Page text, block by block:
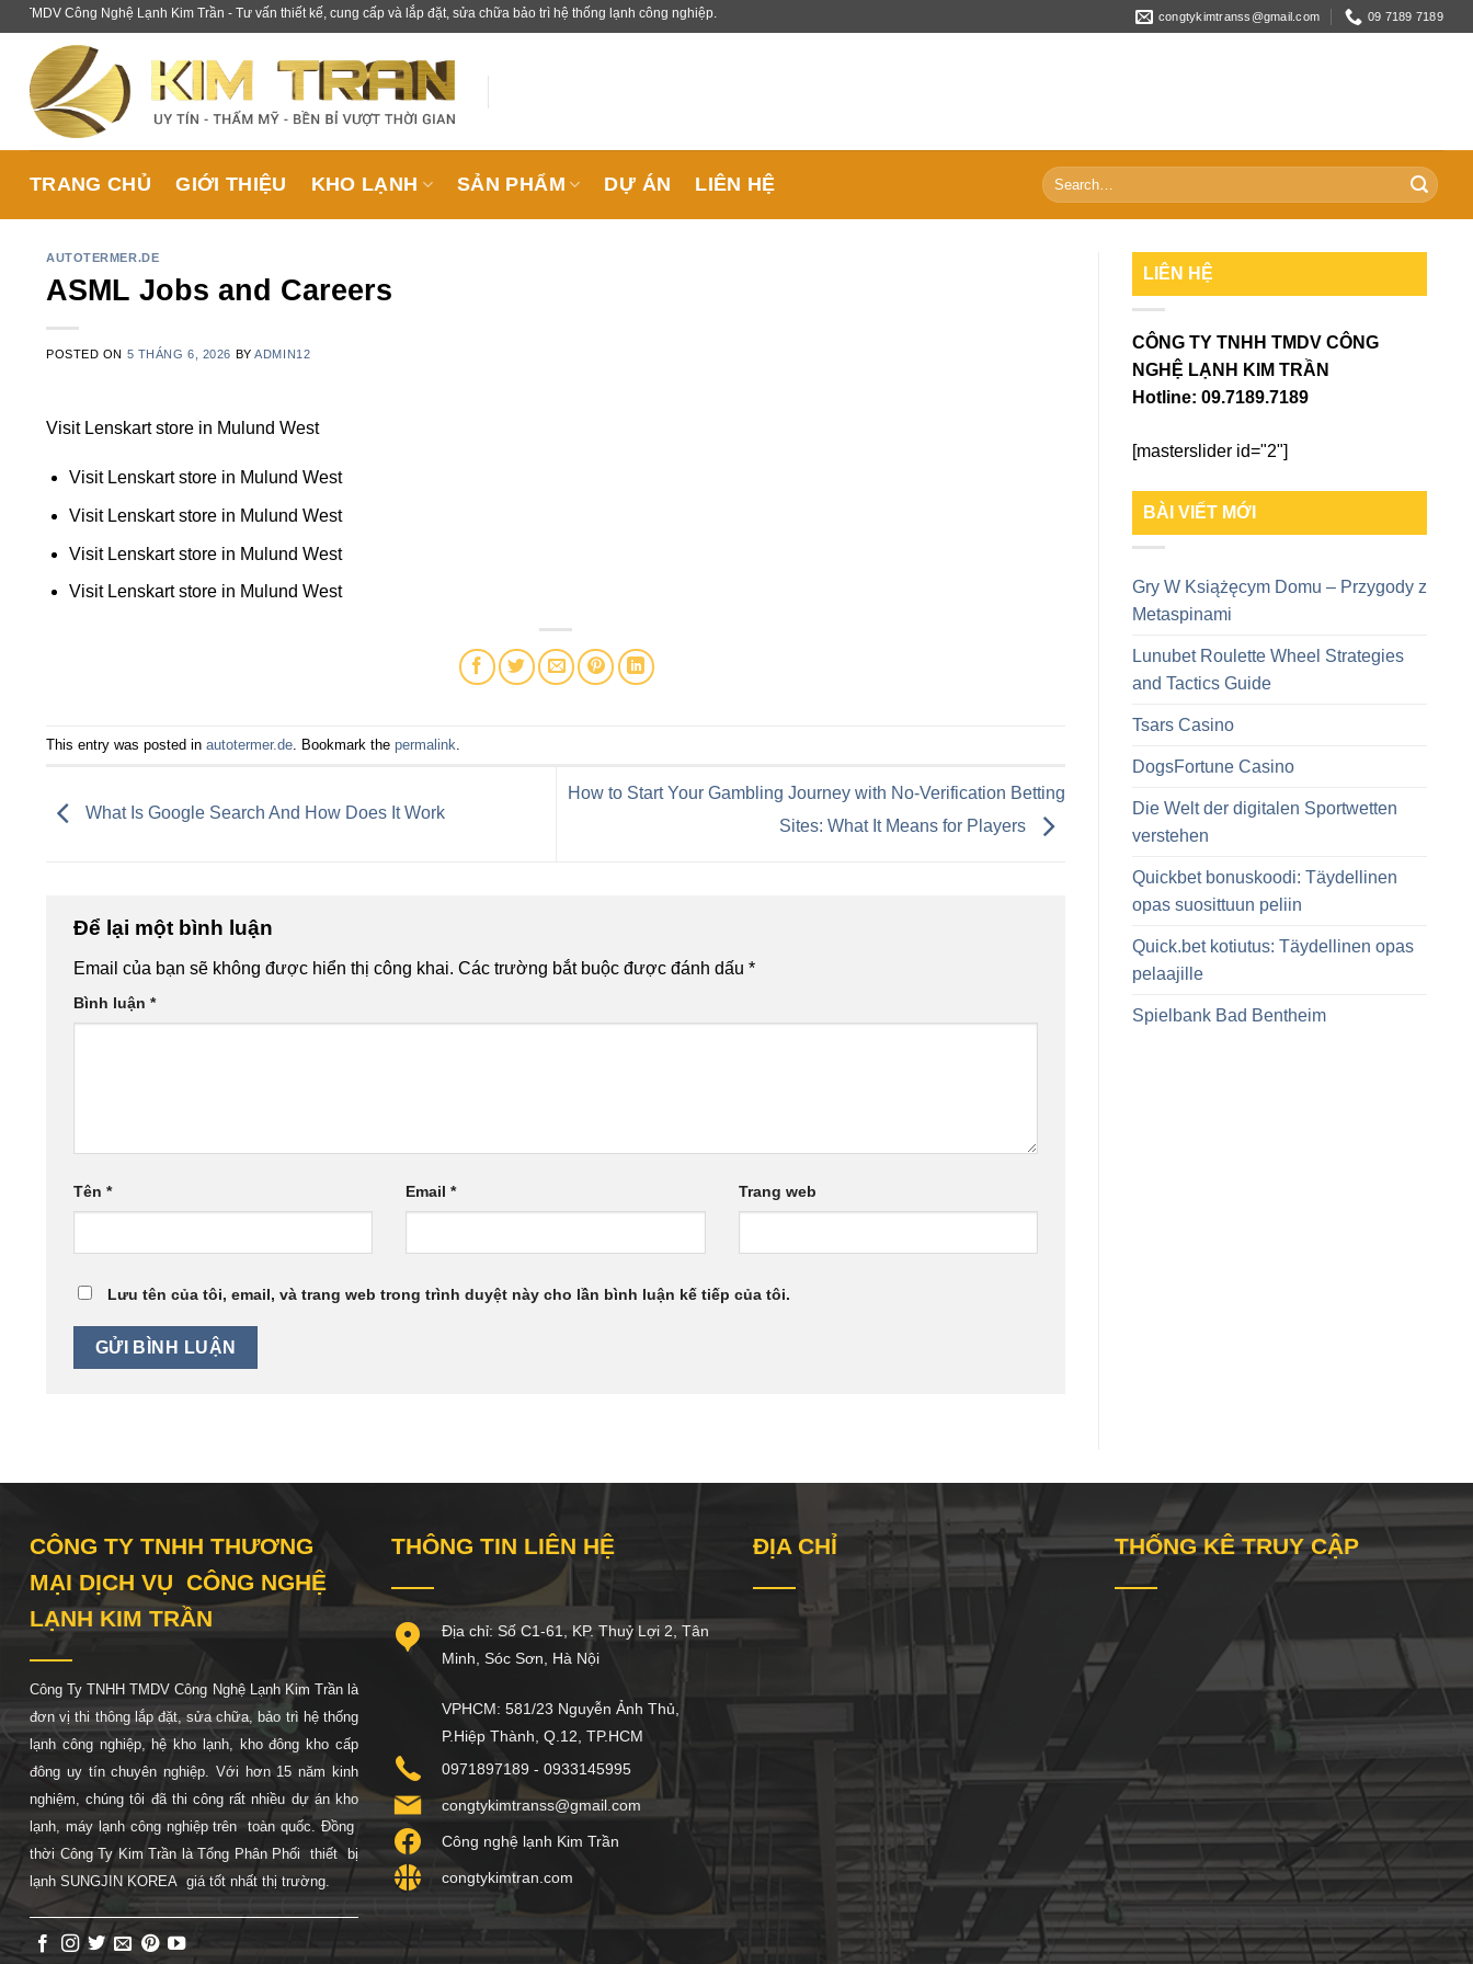
Skip
content
Công Nghệ Lạnh Kim Trần - Tư vấn thiết kế, cung cấp và lắp đặt, sửa chữa bảo trì hệ thống lạnh công nghiệp. congtykimtranss@gmail.com 09 7189 7189
TRANG CHỦ GIỚI THIỆU KHO LẠNH SẢN PHẨM DỰ ÁN LIÊN HỆ
Search
for:
AUTOTERMER.DE
ASML Jobs and Careers
POSTED ON 5 THÁNG 6, 2026 BYADMIN12
Visit Lenskart store in Mulund West
Visit Lenskart store in Mulund West
Visit Lenskart store in Mulund West
Visit Lenskart store in Mulund West
Visit Lenskart store in Mulund West
This entry was posted in autotermer.de . Bookmark the permalink
What Is Google Search And How Does It Work
How to Start Your Gambling Journey with No-Verification Betting
Sites: What It Means for Players
Để lại một bình luận
Email của bạn sẽ không được hiển thị công khai. Các trường bắt buộc được đánh dấu *
Bình luận *
Tên * Email* Trang web
Lưu tên của tôi, email, và trang web trong trình duyệt này cho lần bình luận kế tiếp của tôi.
LIÊN HỆ
CÔNG TY TNHH TMDV CÔNG
NGHỆ LẠNH KIM TRẦN
Hotline: 09.7189.7189
[masterslider id="2"]
BÀI VIẾT MỚI
Gry W Książęcym Domu – Przygody z
Metaspinami
Lunubet Roulette Wheel Strategies
and Tactics Guide
Tsars Casino
DogsFortune Casino
Die Welt der digitalen Sportwetten
verstehen
Quickbet bonuskoodi: Täydellinen
opas suosittuun peliin
Quick.bet kotiutus: Täydellinen opas
pelaajille
Spielbank Bad Bentheim
CÔNG TY TNHH THƯƠNG
MẠI DỊCH VỤ CÔNG NGHỆ
LẠNH KIM TRẦN
Công Ty TNHH TMDV Công Nghệ Lạnh Kim Trần là
đơn vị thi thông lắp đặt, sửa chữa, bảo trì hệ thống
lạnh công nghiệp, hệkho lạnh, kho đông kho cấp
đông uy tín chuyên nghiệp. Với hơn 15 năm kinh
nghiệm, chúng tôi đã thi công rất nhiều dự án kho
lạnh, máy lạnh công nghiệp trên toàn quốc. Đồng
thời Công Ty Kim Trần là Tổng Phân Phối thiết bị
lạnh SUNGJIN KOREA giá tốt nhất thị trường.
THÔNG TIN LIÊN HỆ
Địa chỉ: Số C1-61, KP. Thuỷ Lợi 2, Tân
Minh, Sóc Sơn, Hà Nội
VPHCM: 581/23 Nguyễn Ảnh Thủ,
P.Hiệp Thành, Q.12, TP.HCM
0971897189 - 0933145995
congtykimtranss@gmail.com
Công nghệ lạnh Kim Trần
congtykimtran.com
ĐỊA CHỈ THỐNG KÊ TRUY CẬP